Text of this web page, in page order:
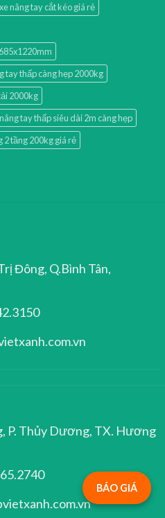
xe nâng tay cắt kéo giá rẻ
tay thấp càng hẹp 2000kg
2000kg
tay thấp siêu dài 2m càng hẹp
2 tầng 200kg giá rẻ
Đông, Q.Bình Tân,
P. Thủy Dương, TX. Hương
BÁO GIÁ